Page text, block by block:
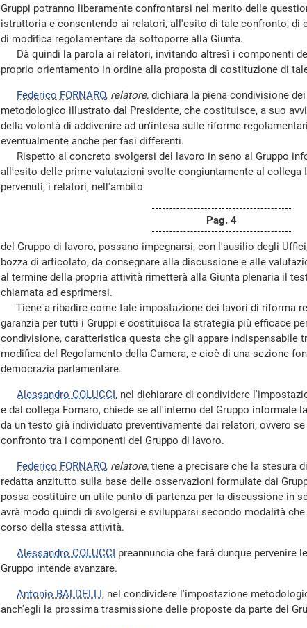
Gruppi potranno liberamente confrontarsi nel merito delle
istruttoria e consentendo ai relatori, all'esito di tale confronto, di
di modifica regolamentare da sottoporre alla Giunta.
Dà quindi la parola ai relatori, invitando altresì i componenti
proprio orientamento in ordine alla proposta di costituzione di
Federico FORNARO, relatore, dichiara la piena condivisione
metodologico illustrato dal Presidente, che costituisce, a suo
della volontà di addivenire ad un'intesa sulle riforme
eventualmente anche per fasi differenti.
Rispetto al concreto svolgersi del lavoro in seno al Gruppo
all'esito delle prime valutazioni svolte congiuntamente al collega
pervenuti, i relatori, nell'ambito
Pag. 4
del Gruppo di lavoro, possano impegnarsi, con l'ausilio degli
bozza di articolato, da consegnare alla discussione e alle
al termine della propria attività rimetterà alla Giunta plenaria il
chiamata ad esprimersi.
Tiene a ribadire come tale impostazione dei lavori di riforma
garanzia per tutti i Gruppi e costituisca la strategia più efficace
condivisione, caratteristica questa che gli appare indispensabile
modifica del Regolamento della Camera, e cioè di una sezione
democrazia parlamentare.
Alessandro COLUCCI, nel dichiarare di condividere
e dal collega Fornaro, chiede se all'interno del Gruppo informale
da un testo già individuato preventivamente dai relatori, ovvero
confronto tra i componenti del Gruppo di lavoro.
Federico FORNARO, relatore, tiene a precisare che la stesura
redatta anzitutto sulla base delle osservazioni formulate dai
possa costituire un utile punto di partenza per la discussione in
avrà modo quindi di svolgersi e svilupparsi secondo modalità
corso della stessa attività.
Alessandro COLUCCI preannuncia che farà dunque pervenire
Gruppo intende avanzare.
Antonio BALDELLI, nel condividere l'impostazione
anch'egli la prossima trasmissione delle proposte da parte del